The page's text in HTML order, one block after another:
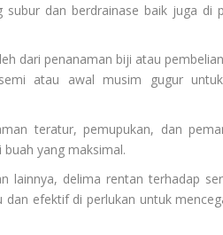
dan berdrainase baik juga di
dari penanaman biji atau
atau awal musim gugur
teratur, pemupukan, dan
yang maksimal.
lainnya, delima rentan terhadap
efektif di perlukan untuk